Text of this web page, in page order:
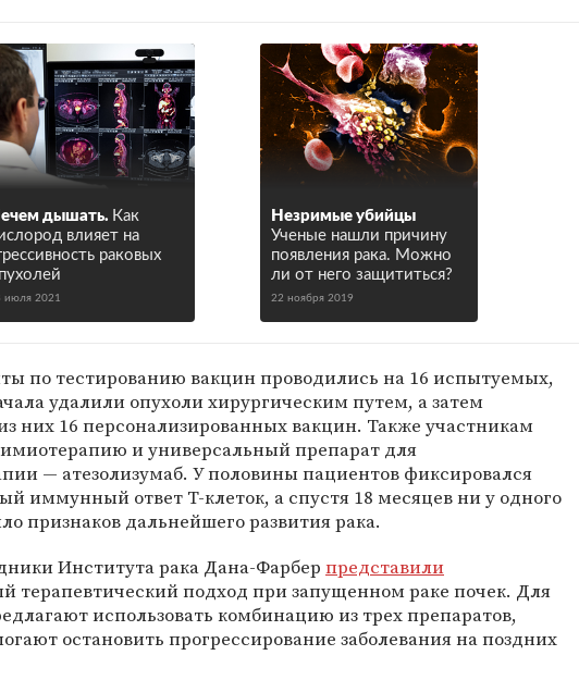
дышать. Как
влияет на
раковых
июля 2021
Незримые убийцы
Ученые нашли причину
появления рака. Можно
ли от него защититься?
22 ноября 2019
по тестированию вакцин проводились на 16 испытуемых,
удалили опухоли хирургическим путем, а затем
них 16 персонализированных вакцин. Также участникам
и универсальный препарат для
— атезолизумаб. У половины пациентов фиксировался
иммунный ответ Т-клеток, а спустя 18 месяцев ни у одного
признаков дальнейшего развития рака.
Института рака Дана-Фарбер представили
терапевтический подход при запущенном раке почек. Для
использовать комбинацию из трех препаратов,
остановить прогрессирование заболевания на поздних